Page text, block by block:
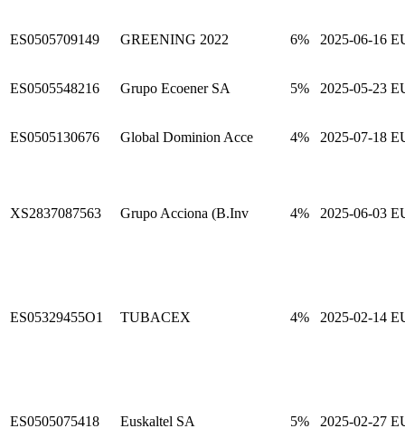
ES0505709149 GREENING 2022 6% 2025-06-16
ES0505548216 Grupo Ecoener SA 5% 2025-05-23
ES0505130676 Global Dominion Acce 4% 2025-07-18
XS2837087563 Grupo Acciona (B.Inv 4% 2025-06-03
ES05329455O1 TUBACEX 4% 2025-02-14
ES0505075418 Euskaltel SA 5% 2025-02-27